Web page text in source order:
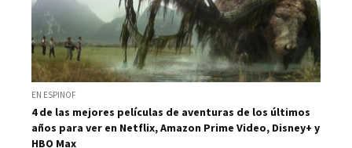
EN ESPINOF
4 de las mejores películas de aventuras de los últimos
años para ver en Netflix, Amazon Prime Video, Disney+ y
HBO Max